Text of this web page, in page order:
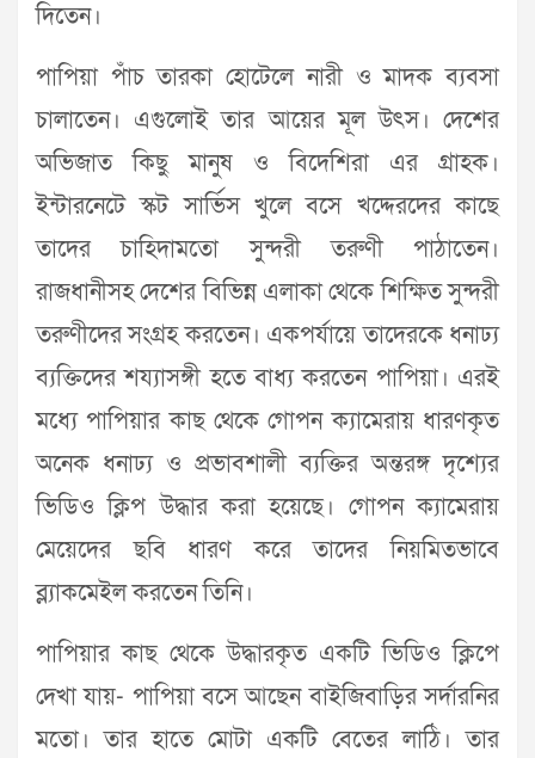
দিতেন।
পাপিয়া পাঁচ তারকা হোটেলে নারী ও মাদক ব্যবসা
চালাতেন। এগুলোই তার আয়ের মূল উৎস। দেশের
অভিজাত কিছু মানুষ ও বিদেশিরা এর গ্রাহক।
ইন্টারনেটে স্কট সার্ভিস খুলে বসে খদ্দেরদের কাছে
তাদের চাহিদামতো সুন্দরী তরুণী পাঠাতেন।
রাজধানীসহ দেশের বিভিন্ন এলাকা থেকে শিক্ষিত সুন্দরী
তরুণীদের সংগ্রহ করতেন। একপর্যায়ে তাদেরকে ধনাঢ্য
ব্যক্তিদের শয্যাসঙ্গী হতে বাধ্য করতেন পাপিয়া। এরই
মধ্যে পাপিয়ার কাছ থেকে গোপন ক্যামেরায় ধারণকৃত
অনেক ধনাঢ্য ও প্রভাবশালী ব্যক্তির অন্তরঙ্গ দৃশ্যের
ভিডিও ক্লিপ উদ্ধার করা হয়েছে। গোপন ক্যামেরায়
মেয়েদের ছবি ধারণ করে তাদের নিয়মিতভাবে
ব্ল্যাকমেইল করতেন তিনি।
পাপিয়ার কাছ থেকে উদ্ধারকৃত একটি ভিডিও ক্লিপে
দেখা যায়- পাপিয়া বসে আছেন বাইজিবাড়ির সর্দারনির
মতো। তার হাতে মোটা একটি বেতের লাঠি। তার